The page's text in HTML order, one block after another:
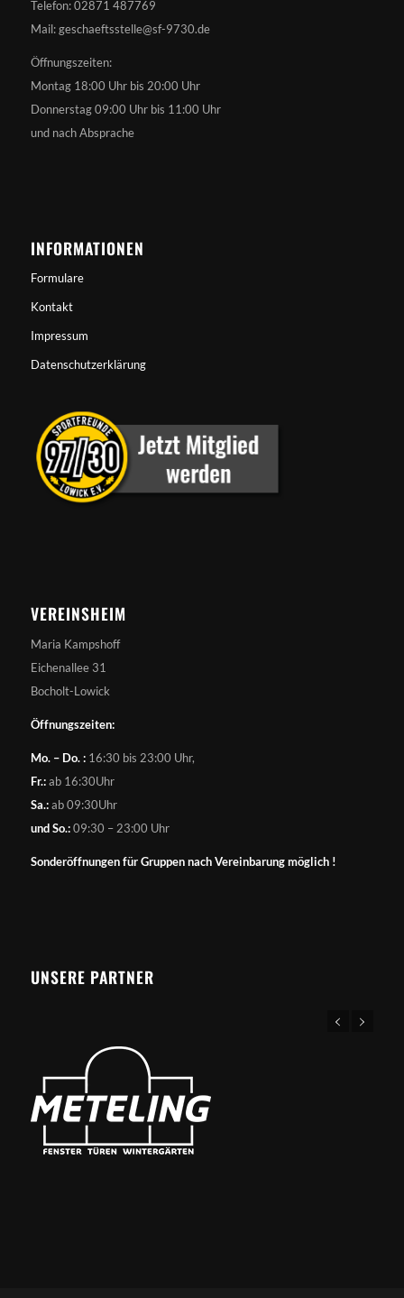
Telefon: 02871 487769
Mail: geschaeftsstelle@sf-9730.de
Öffnungszeiten:
Montag 18:00 Uhr bis 20:00 Uhr
Donnerstag 09:00 Uhr bis 11:00 Uhr
und nach Absprache
INFORMATIONEN
Formulare
Kontakt
Impressum
Datenschutzerklärung
VEREINSHEIM
Maria Kampshoff
Eichenallee 31
Bocholt-Lowick
Öffnungszeiten:
Mo. – Do. :16:30 bis 23:00 Uhr,
Fr.:ab 16:30Uhr
Sa.:ab 09:30Uhr
und So.:09:30 – 23:00 Uhr
Sonderöffnungen für Gruppen nach Vereinbarung möglich !
UNSERE PARTNER